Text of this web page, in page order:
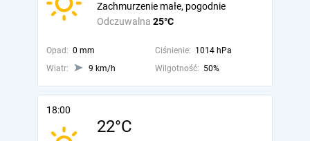
Odczuwalna 25°C
Zachmurzenie małe, pogodnie
Opad: 0 mm Ciśnienie: 1014 hPa
Wiatr:
9 km/h Wilgotność: 50%
18:00
22°C